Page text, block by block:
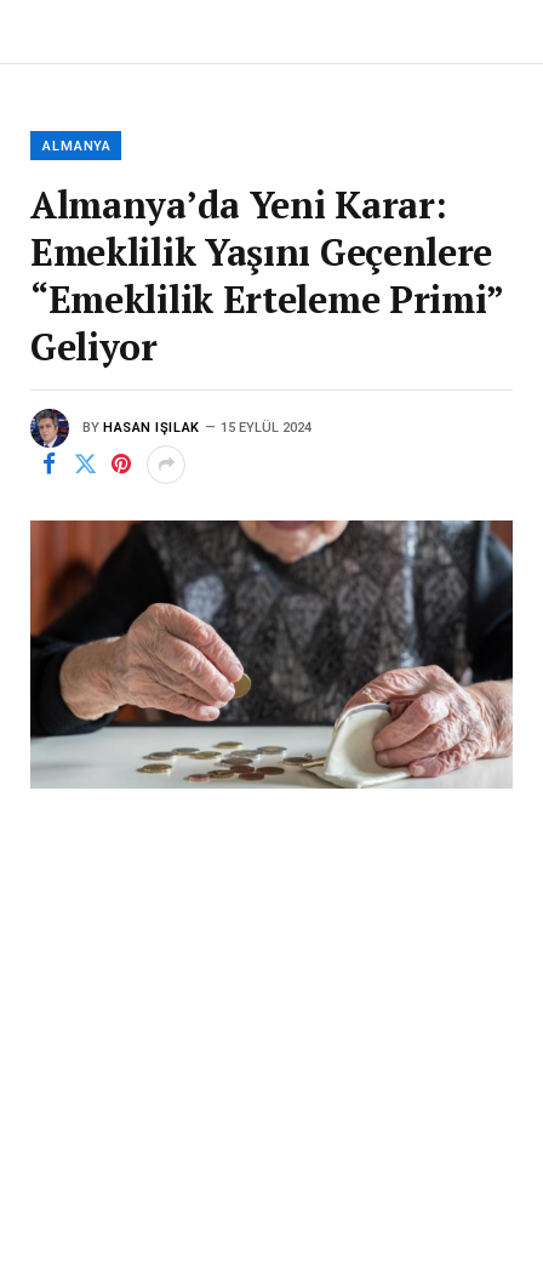
ALMANYA
Almanya’da Yeni Karar:
Emeklilik Yaşını Geçenlere
“Emeklilik Erteleme Primi”
Geliyor
BY HASAN IŞILAK 15 EYLÜL 2024